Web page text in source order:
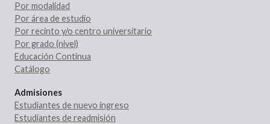
Por modalidad
Por área de estudio
Por recinto y/o centro universitario
Por grado (nivel)
Educación Continua
Catálogo
Admisiones
Estudiantes de nuevo ingreso
Estudiantes de readmisión